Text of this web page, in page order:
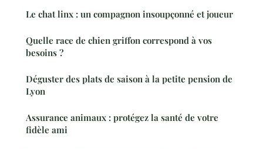
Le chat linx : un compagnon insoupçonné et joueur
Quelle race de chien griffon correspond à vos
besoins ?
Déguster des plats de saison à la petite pension de
Lyon
Assurance animaux : protégez la santé de votre
fidèle ami